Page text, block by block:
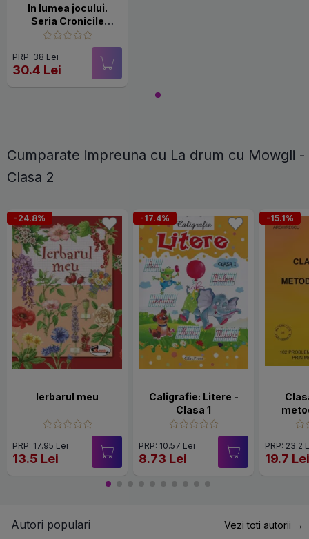
In lumea jocului.
Seria Cronicile
Woodsword Vol.1
(Minecraft)
PRP: 38 Lei
30.4 Lei
Cumparate impreuna cu La drum cu Mowgli -
Clasa 2
-24.8%
Ierbarul meu
PRP: 17.95 Lei
13.5 Lei
-17.4%
Caligrafie: Litere -
Clasa 1
PRP: 10.57 Lei
8.73 Lei
-15.1%
PRP: 23.2
19.7
Autori populari Vezi toti autorii →